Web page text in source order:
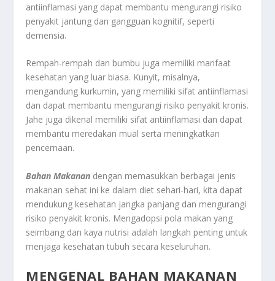
antiinflamasi yang dapat membantu mengurangi risiko
penyakit jantung dan gangguan kognitif, seperti
demensia.
Rempah-rempah dan bumbu juga memiliki manfaat
kesehatan yang luar biasa. Kunyit, misalnya,
mengandung kurkumin, yang memiliki sifat antiinflamasi
dan dapat membantu mengurangi risiko penyakit kronis.
Jahe juga dikenal memiliki sifat antiinflamasi dan dapat
membantu meredakan mual serta meningkatkan
pencernaan.
Bahan Makanan dengan memasukkan berbagai jenis
makanan sehat ini ke dalam diet sehari-hari, kita dapat
mendukung kesehatan jangka panjang dan mengurangi
risiko penyakit kronis. Mengadopsi pola makan yang
seimbang dan kaya nutrisi adalah langkah penting untuk
menjaga kesehatan tubuh secara keseluruhan.
MENGENAL BAHAN MAKANAN